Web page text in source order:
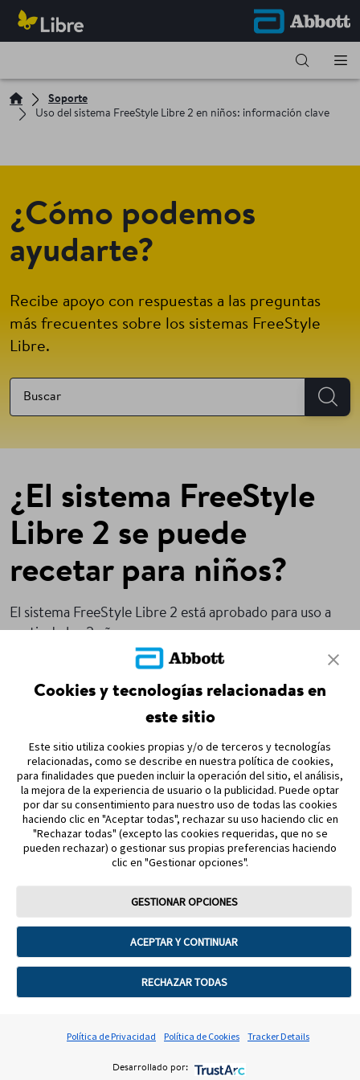
Soporte
Uso del sistema FreeStyle Libre 2 en niños: información clave
¿Cómo podemos
ayudarte?
Recibe apoyo con respuestas a las preguntas
más frecuentes sobre los sistemas FreeStyle
Libre.
¿El sistema FreeStyle
Libre 2 se puede
recetar para niños?
El sistema FreeStyle Libre 2 está aprobado para uso a
partir de los 2 años.
Volver A Las Preguntas Frecuentes
MAPA DEL SITIO
REFERENCIAS & AVISO LEGAL
CONTÁCTANOS
Términos y condiciones Política de privacidad
Preferencias sobre cookies
de Abbott.
Cookies y tecnologías relacionadas en
este sitio
Este sitio utiliza cookies propias y/o de terceros y tecnologías
relacionadas, como se describe en nuestra política de cookies,
para finalidades que pueden incluir la operación del sitio, el análisis,
la mejora de la experiencia de usuario o la publicidad. Puede optar
por dar su consentimiento para nuestro uso de todas las cookies
haciendo clic en "Aceptar todas", rechazar su uso haciendo clic en
"Rechazar todas" (excepto las cookies requeridas, que no se
pueden rechazar) o gestionar sus propias preferencias haciendo
clic en "Gestionar opciones".
GESTIONAR OPCIONES
ACEPTAR Y CONTINUAR
RECHAZAR TODAS
Política de Privacidad Política de Cookies Tracker Details
Desarrollado por: